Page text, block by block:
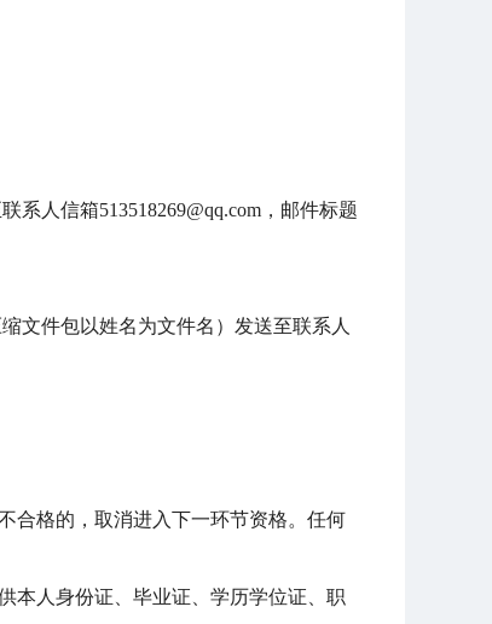
人信箱513518269@qq.com，邮件标题
文件包以姓名为文件名）发送至联系人
合格的，取消进入下一环节资格。任何
本人身份证、毕业证、学历学位证、职